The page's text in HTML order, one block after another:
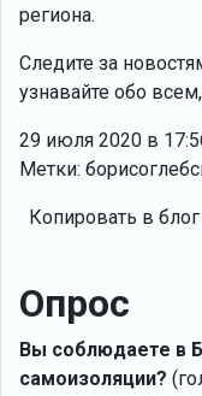
региона.
Следите за
узнавайте обо
29 июля 2020 в
Метки:
Копировать в блог
Опрос
Вы соблюдаете в
самоизоляции?